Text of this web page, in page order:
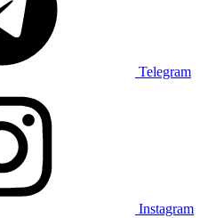
Telegram
Instagram